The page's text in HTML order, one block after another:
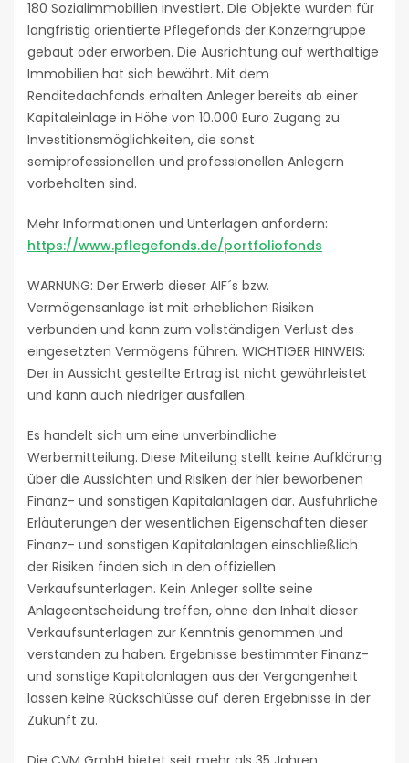
180 Sozialimmobilien investiert. Die Objekte wurden für
langfristig orientierte Pflegefonds der Konzerngruppe
gebaut oder erworben. Die Ausrichtung auf werthaltige
Immobilien hat sich bewährt. Mit dem
Renditedachfonds erhalten Anleger bereits ab einer
Kapitaleinlage in Höhe von 10.000 Euro Zugang zu
Investitionsmöglichkeiten, die sonst
semiprofessionellen und professionellen Anlegern
vorbehalten sind.
Mehr Informationen und Unterlagen anfordern:
https://www.pflegefonds.de/portfoliofonds
WARNUNG: Der Erwerb dieser AIF´s bzw.
Vermögensanlage ist mit erheblichen Risiken
verbunden und kann zum vollständigen Verlust des
eingesetzten Vermögens führen. WICHTIGER HINWEIS:
Der in Aussicht gestellte Ertrag ist nicht gewährleistet
und kann auch niedriger ausfallen.
Es handelt sich um eine unverbindliche
Werbemitteilung. Diese Miteilung stellt keine Aufklärung
über die Aussichten und Risiken der hier beworbenen
Finanz- und sonstigen Kapitalanlagen dar. Ausführliche
Erläuterungen der wesentlichen Eigenschaften dieser
Finanz- und sonstigen Kapitalanlagen einschließlich
der Risiken finden sich in den offiziellen
Verkaufsunterlagen. Kein Anleger sollte seine
Anlageentscheidung treffen, ohne den Inhalt dieser
Verkaufsunterlagen zur Kenntnis genommen und
verstanden zu haben. Ergebnisse bestimmter Finanz-
und sonstige Kapitalanlagen aus der Vergangenheit
lassen keine Rückschlüsse auf deren Ergebnisse in der
Zukunft zu.